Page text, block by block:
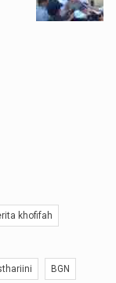
khofifah
BGN